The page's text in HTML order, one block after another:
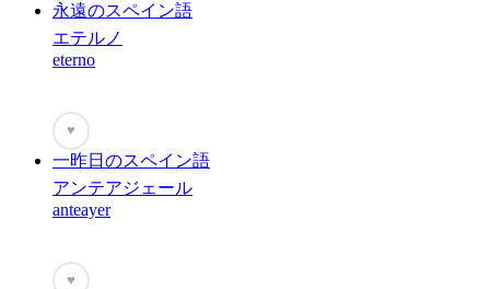
永遠のスペイン語
エテルノ
eterno
♥
一昨日のスペイン語
アンテアジェール
anteayer
♥